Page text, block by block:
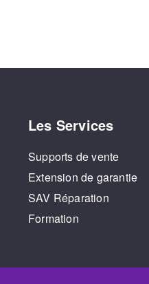
Les Services
Supports de vente
Extension de garantie
SAV Réparation
Formation